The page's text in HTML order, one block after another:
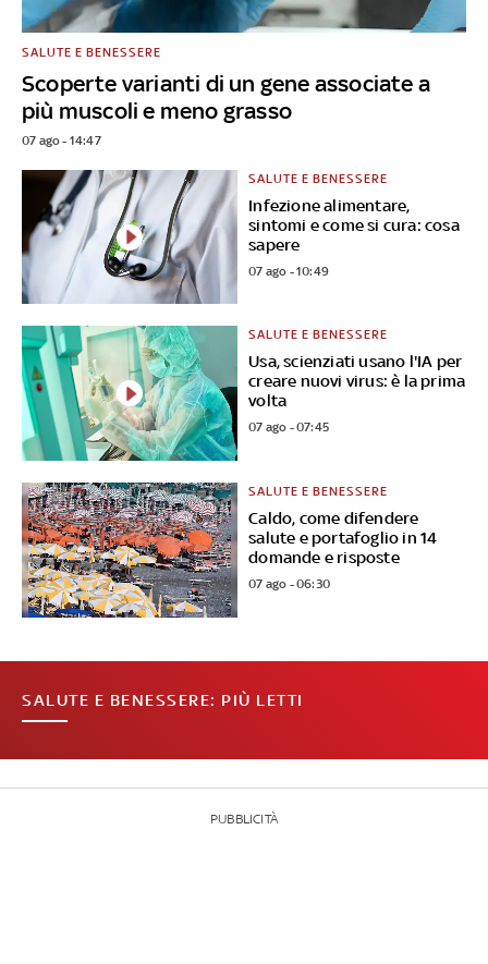
Scoperte varianti di un gene associate a
più muscoli e meno grasso
SALUTE E BENESSERE
07 ago - 14:47
Infezione alimentare,
sintomi e come si cura: cosa
sapere
SALUTE E BENESSERE
07 ago - 10:49
Usa, scienziati usano l'IA per
creare nuovi virus: è la prima
volta
SALUTE E BENESSERE
07 ago - 07:45
Caldo, come difendere
salute e portafoglio in 14
domande e risposte
SALUTE E BENESSERE
07 ago - 06:30
SALUTE E BENESSERE: PIÙ LETTI
PUBBLICITÀ